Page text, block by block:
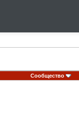
Сообщество